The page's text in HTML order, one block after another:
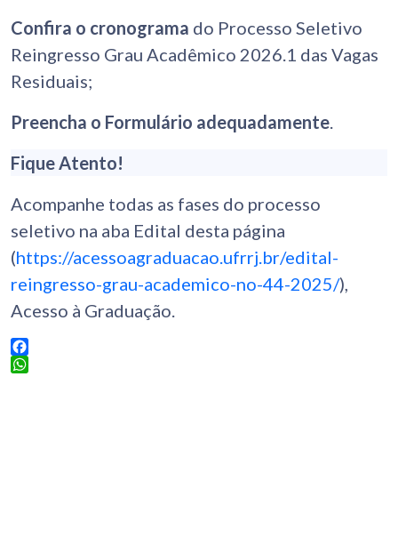
Confira o cronograma do Processo Seletivo
Reingresso Grau Acadêmico 2026.1 das Vagas
Residuais;
Preencha o Formulário adequadamente.
Fique Atento!
Acompanhe todas as fases do processo
seletivo na aba Edital desta página
(https://acessoagraduacao.ufrrj.br/edital-
reingresso-grau-academico-no-44-2025/),
Acesso à Graduação.
Facebook